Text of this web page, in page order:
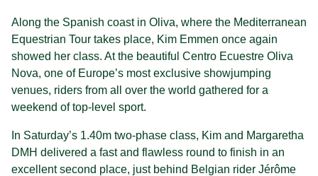
Along the Spanish coast in Oliva, where the Mediterranean
Equestrian Tour takes place, Kim Emmen once again
showed her class. At the beautiful Centro Ecuestre Oliva
Nova, one of Europe’s most exclusive showjumping
venues, riders from all over the world gathered for a
weekend of top-level sport.
In Saturday’s 1.40m two-phase class, Kim and Margaretha
DMH delivered a fast and flawless round to finish in an
excellent second place, just behind Belgian rider Jérôme